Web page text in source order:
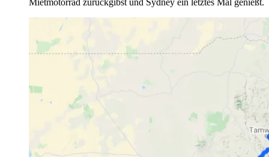
Mietmotorrad zurückgibst und Sydney ein letztes Mal genießt.